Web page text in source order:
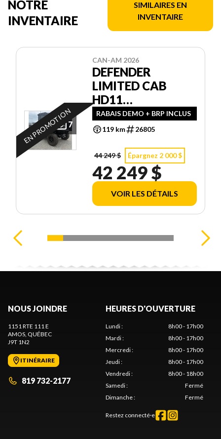
NOTRE
INVENTAIRE
SIMILAIRES EN
INVENTAIRE
7
EN PROMOTION
CAN-AM 2026
DEFENDER
LIMITED CAB
HD11
DEMONSTRATEUR
RABAIS DEMO + BRP INCLUS
119 km
26805
44 249 $ Épargnez 2 000 $
42 249 $
VOIR LES DÉTAILS
NOUS JOINDRE
1151 RTE 111 E
AMOS , QUÉBEC
J9T 1N2
ITINÉRAIRE
819 732-2177
HEURES D'OUVERTURE
Lundi:
8h00 - 17h00
Mardi:
8h00 - 17h00
Mercredi:
8h00 - 17h00
Jeudi:
8h00 - 17h00
Vendredi:
8h00 - 18h00
Samedi:
Fermé
Dimanche: Fermé
Restez connecté·e